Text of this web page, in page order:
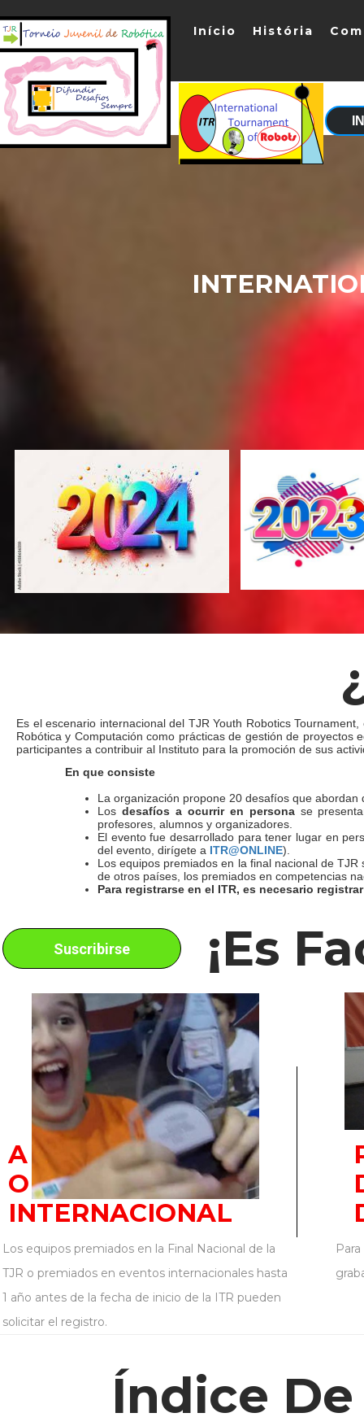
Início História
Es el escenario internacional del TJR Youth Robotics
Robótica y Computación como prácticas de gestión de
participantes a contribuir al Instituto para la promoción de sus
A TRAVÉS DO TJR
O COMPETENCIA
INTERNACIONAL
Los equipos premiados en la Final Nacional de la
TJR o premiados en eventos internacionales hasta
1 año antes de la fecha de inicio de la ITR pueden
solicitar el registro.
Índice
¡es
Suscribirse
En que consiste
La organización propone 20 desafíos que
Los desafíos a ocurrir en personase
profesores, alumnos y organizadores.
El evento fue desarrollado para tener lugar en
del evento, dirígete a ITR@ONLINE).
Los equipos premiados en la final nacional de
de otros países, los premiados en competencias
Para registrarse en el ITR, es necesario